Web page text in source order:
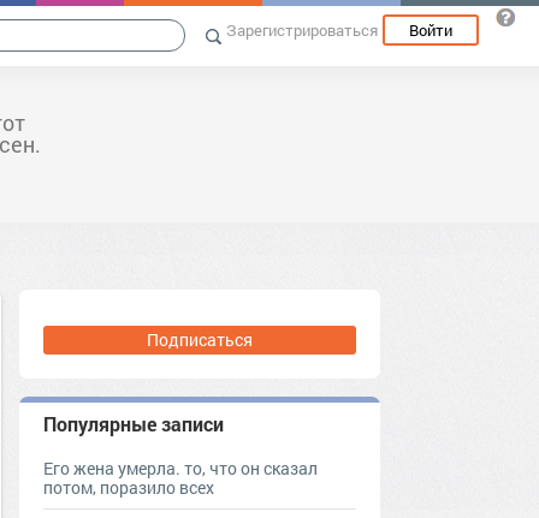
Зарегистрироваться Войти
Подписаться
Популярные записи
Его жена умерла. то, что он сказал
потом, поразило всех